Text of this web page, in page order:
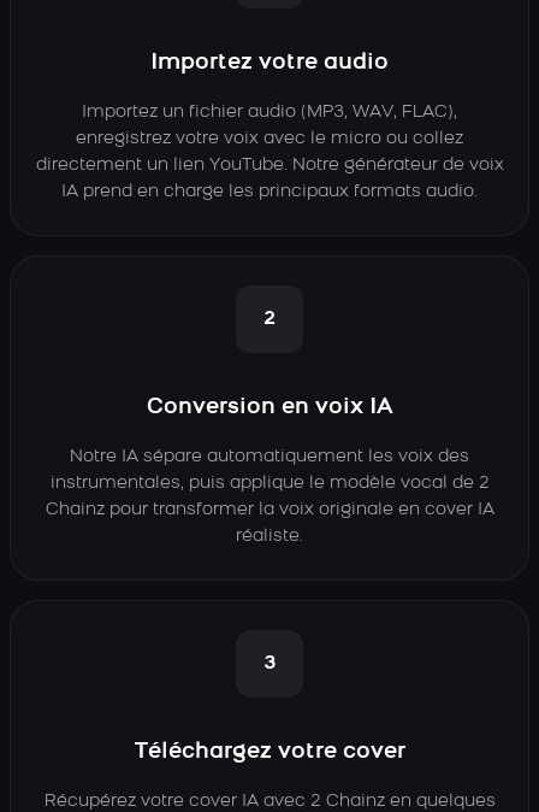
Importez votre audio
Importez un fichier audio (MP3, WAV, FLAC),
enregistrez votre voix avec le micro ou collez
directement un lien YouTube. Notre générateur de voix
IA prend en charge les principaux formats audio.
2
Conversion en voix IA
Notre IA sépare automatiquement les voix des
instrumentales, puis applique le modèle vocal de 2
Chainz pour transformer la voix originale en cover IA
réaliste.
3
Téléchargez votre cover
Récupérez votre cover IA avec 2 Chainz en quelques